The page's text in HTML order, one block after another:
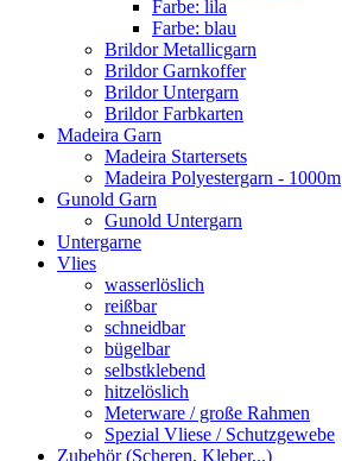
Farbe: lila
Farbe: blau
Brildor Metallicgarn
Brildor Garnkoffer
Brildor Untergarn
Brildor Farbkarten
Madeira Garn
Madeira Startersets
Madeira Polyestergarn - 1000m
Gunold Garn
Gunold Untergarn
Untergarne
Vlies
wasserlöslich
reißbar
schneidbar
bügelbar
selbstklebend
hitzelöslich
Meterware / große Rahmen
Spezial Vliese / Schutzgewebe
Zubehör (Scheren, Kleber...)